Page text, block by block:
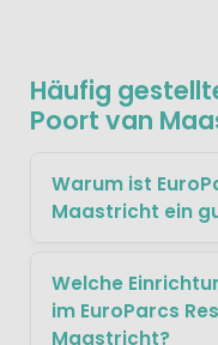
Häufig
Poort van
Warum ist
Maastricht ein
Welche
im EuroParcs
Maastricht?